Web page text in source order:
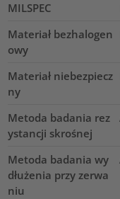
MILSPEC
Materiał bezhalogen
owy
Materiał niebezpiecz
ny
Metoda badania rez
ystancji skrośnej
Metoda badania wy
dłużenia przy zerwa
niu